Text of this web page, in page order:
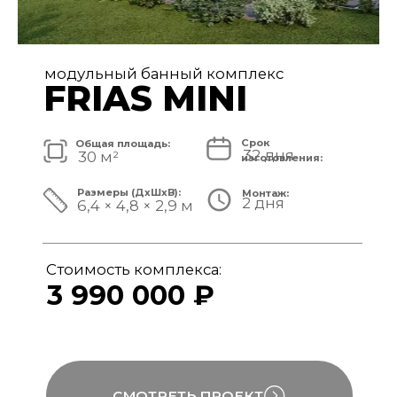
4 890 000 ₽
Монтаж:
2 дня
8,4 × 4,8 × 3,1 м
Размеры (ДxШxВ):
32 дня
изготовления:
40 м²
модульный банный комплекс